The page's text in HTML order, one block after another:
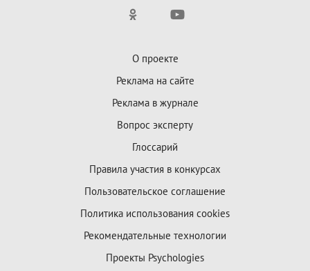
О проекте
Реклама на сайте
Реклама в журнале
Вопрос эксперту
Глоссарий
Правила участия в конкурсах
Пользовательское соглашение
Политика использования cookies
Рекомендательные технологии
Проекты Psychologies